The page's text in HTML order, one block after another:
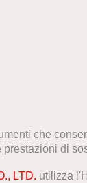
che
di
LTD. utilizza